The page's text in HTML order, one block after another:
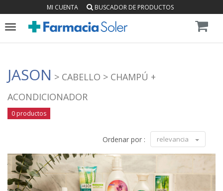
MI CUENTA BUSCADOR DE PRODUCTOS
Toggle
JASON > CABELLO > CHAMPÚ +
ACONDICIONADOR
0 productos
Ordenar por : relevancia